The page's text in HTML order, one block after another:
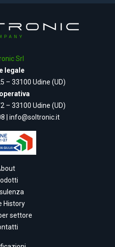
Srl
legale
– 33100 Udine (UD)
– 33100 Udine (UD)
| info@soltronic.it
History
settore